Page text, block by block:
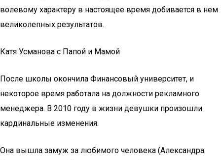
волевому характеру в настоящее время добивается в нем
великолепных результатов.
Катя Усманова с Папой и Мамой
После школы окончила Финансовый университет, и
некоторое время работала на должности рекламного
менеджера. В 2010 году в жизни девушки произошли
кардинальные изменения.
Она вышла замуж за любимого человека (Александра